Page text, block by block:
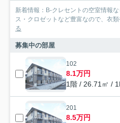
新着情報：B-クレセントの空室情報
ス・クロゼットなど豊富なので、衣
る
募集中の部屋
102
8.1万円
1階 / 26.71㎡ /
201
8.5万円